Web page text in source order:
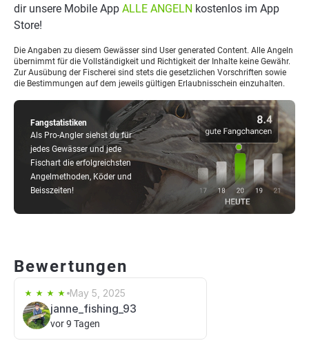
Fangstatistiken
Als Pro-Angler siehst du für
jedes Gewässer und jede
Fischart die erfolgreichsten
Angelmethoden, Köder und
Beisszeiten!
dir unsere Mobile App ALLE ANGELN kostenlos im App
Store!
Die Angaben zu diesem Gewässer sind User generated Content. Alle Angeln
übernimmt für die Vollständigkeit und Richtigkeit der Inhalte keine Gewähr.
Zur Ausübung der Fischerei sind stets die gesetzlichen Vorschriften sowie
die Bestimmungen auf dem jeweils gültigen Erlaubnisschein einzuhalten.
Bewertungen
May 5, 2025
janne_fishing_93
vor 9 Tagen